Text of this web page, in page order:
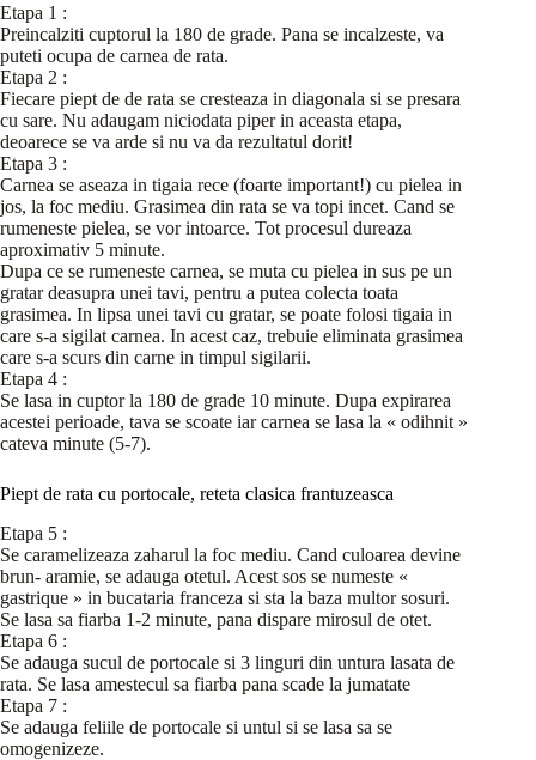
Etapa 1 :
Preincalziti cuptorul la 180 de grade. Pana se incalzeste, va
puteti ocupa de carnea de rata.
Etapa 2 :
Fiecare piept de de rata se cresteaza in diagonala si se presara
cu sare. Nu adaugam niciodata piper in aceasta etapa,
deoarece se va arde si nu va da rezultatul dorit!
Etapa 3 :
Carnea se aseaza in tigaia rece (foarte important!) cu pielea in
jos, la foc mediu. Grasimea din rata se va topi incet. Cand se
rumeneste pielea, se vor intoarce. Tot procesul dureaza
aproximativ 5 minute.
Dupa ce se rumeneste carnea, se muta cu pielea in sus pe un
gratar deasupra unei tavi, pentru a putea colecta toata
grasimea. In lipsa unei tavi cu gratar, se poate folosi tigaia in
care s-a sigilat carnea. In acest caz, trebuie eliminata grasimea
care s-a scurs din carne in timpul sigilarii.
Etapa 4 :
Se lasa in cuptor la 180 de grade 10 minute. Dupa expirarea
acestei perioade, tava se scoate iar carnea se lasa la « odihnit »
cateva minute (5-7).
Piept de rata cu portocale, reteta clasica frantuzeasca
Etapa 5 :
Se caramelizeaza zaharul la foc mediu. Cand culoarea devine
brun- aramie, se adauga otetul. Acest sos se numeste «
gastrique » in bucataria franceza si sta la baza multor sosuri.
Se lasa sa fiarba 1-2 minute, pana dispare mirosul de otet.
Etapa 6 :
Se adauga sucul de portocale si 3 linguri din untura lasata de
rata. Se lasa amestecul sa fiarba pana scade la jumatate
Etapa 7 :
Se adauga feliile de portocale si untul si se lasa sa se
omogenizeze.